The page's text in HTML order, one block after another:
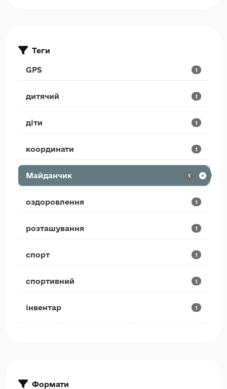
Теги
GPS 1
дитячий 1
діти 1
координати 1
Майданчик 1
оздоровлення 1
розташування 1
спорт 1
спортивний 1
інвентар 1
Формати